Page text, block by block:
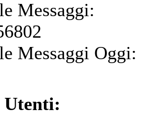
Messaggi:
Messaggi Oggi: